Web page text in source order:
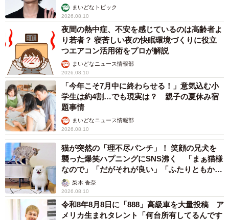
っこいい」
まいどなトピック
2026.08.10
夜間の熱中症、不安を感じているのは高齢者よ
り若者？ 寝苦しい夜の快眠環境づくりに役立
つエアコン活用術をプロが解説
まいどなニュース情報部
2026.08.10
「今年こそ7月中に終わらせる！」意気込む小
学生は約4割…でも現実は？ 親子の夏休み宿
題事情
まいどなニュース情報部
2026.08.10
猫が突然の「理不尽パンチ」！ 笑顔の兄犬を
襲った爆笑ハプニングにSNS沸く 「まぁ猫様
なので」「だがそれが良い」「ふたりともかわ
いいね」
梨木 香奈
2026.08.10
令和8年8月8日に「888」高級車を大量投稿 ア
メリカ生まれタレント「何台所有してるんです